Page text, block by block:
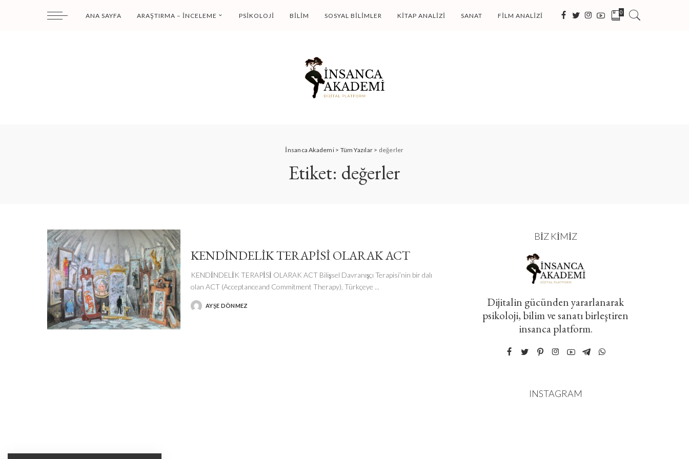
ANA SAYFA ARAŞTIRMA – İNCELEME PSIKOLOJI BILIM SOSYAL BILIMLER KITAP ANALIZI SANAT FILM ANALIZI 0
İnsanca Akademi> Tüm Yazılar > değerler
Etiket: değerler
KENDİNDELİK TERAPİSİ OLARAK ACT
KENDİNDELİK TERAPİSİ OLARAK ACT Bilişsel Davranışçı Terapisi’nin bir dalı
olan ACT (Acceptanceand Commitment Therapy), Türkçeye ...
POSTEDAYŞE DÖNMEZ
BIZ KIMIZ
Dijitalin gücünden yararlanarak
psikoloji, bilim ve sanatı birleştiren
insanca platform.
INSTAGRAM